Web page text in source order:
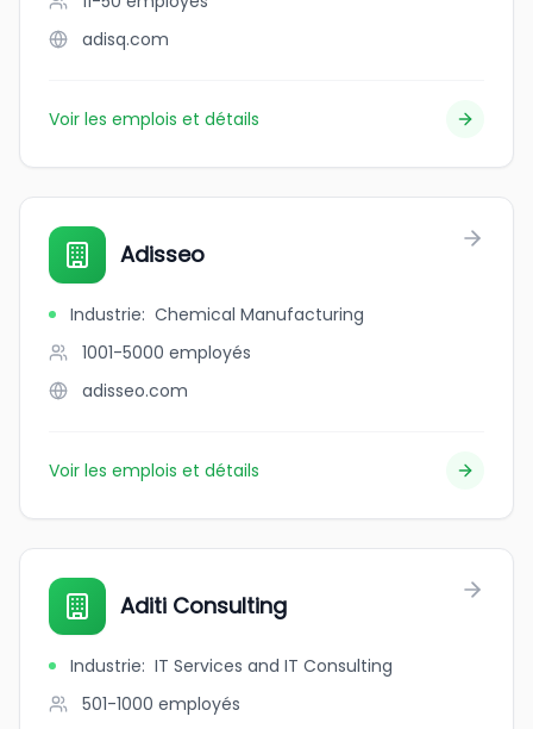
adisq.com
Voir les emplois et détails
Adisseo
Industrie: Chemical Manufacturing
1001-5000 employés
adisseo.com
Voir les emplois et détails
Aditi Consulting
Industrie: IT Services and IT Consulting
501-1000 employés